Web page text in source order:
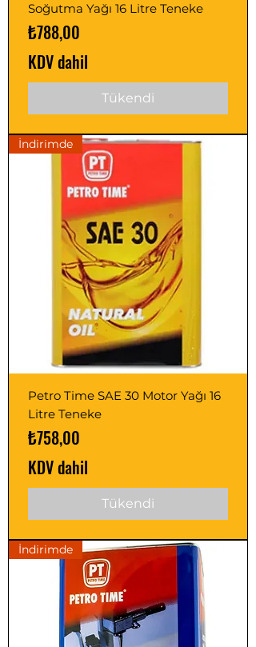
Soğutma Yağı 16 Litre Teneke
Fiyat
₺788,00
KDV dahil
Tükendi
İndirimde
Petro Time SAE 30 Motor Yağı 16
Litre Teneke
Fiyat
₺758,00
KDV dahil
Tükendi
İndirimde